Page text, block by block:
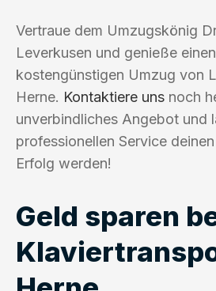
Vertraue dem Umzugskönig
Leverkusen und genieße
kostengünstigen Umzug von
Herne. Kontaktiere uns noch
unverbindliches Angebot und
professionellen Service
Erfolg werden!
Geld sparen